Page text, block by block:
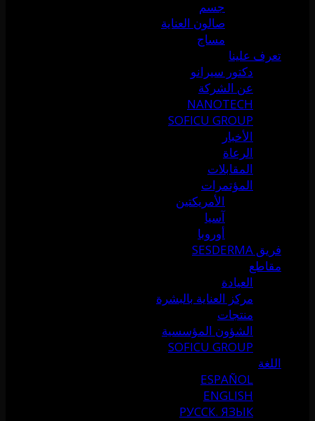
جسم
صالون العناية
مساج
تعرف علينا
دكتور سيرانو
عن الشركة
NANOTECH
SOFICU GROUP
الأخبار
الرعاة
المقابلات
المؤتمرات
الأمريكتين
آسيا
أوروبا
فريق SESDERMA
مقاطع
العيادة
مركز العناية بالبشرة
منتجات
الشؤون المؤسسية
SOFICU GROUP
اللغة
ESPAÑOL
ENGLISH
РУССК. ЯЗЫК